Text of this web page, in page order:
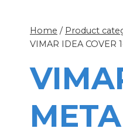
Home / Product
VIMAR IDEA COVER